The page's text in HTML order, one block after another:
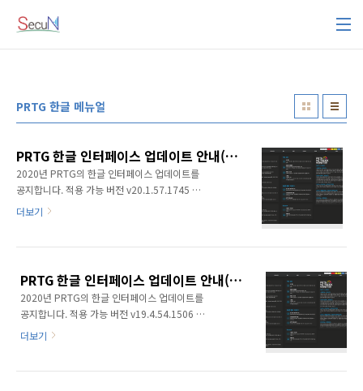
PRTG 한글 메뉴얼
PRTG 한글 인터페이스 업데이트 안내(Korean by SecuNM v2.0)
2020년 PRTG의 한글 인터페이스 업데이트를
공지합니다. 적용 가능 버전 v20.1.57.1745 이
상 씨큐앤엠은 지속 가능한 PRTG의 운영 사항
개의 언어 구문열이 수정 조치 되었으며, PRTG
의 메세지 / 알람 / API 호출과 같은 파라미터의
자리값인 Placeholder의 구문열도 많은 부분이
수정 보완되었습니다. PRTG의 한글화 인터페이
의 변경이 되는 것이 아닌, 다층 구조의 파라미터
더보기
PRTG 한글 인터페이스 업데이트 안내(Korean by SecuNM v1.1)
2020년 PRTG의 한글 인터페이스 업데이트를
공지합니다. 적용 가능 버전 v19.4.54.1506 이
상 씨큐앤엠은 지속 가능한 PRTG의 운영 사항
더보기